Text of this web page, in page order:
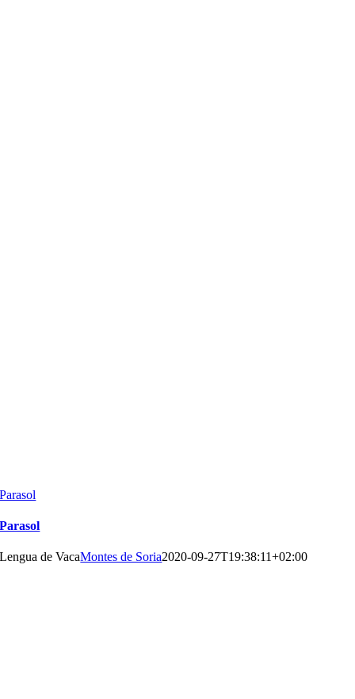
Parasol
Parasol
Lengua de VacaMontes de Soria2020-09-27T19:38:11+02:00